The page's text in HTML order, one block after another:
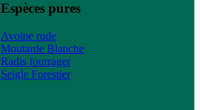
Espèces pures
Avoine rude
Moutarde Blanche
Radis fourrager
Seigle Forestier